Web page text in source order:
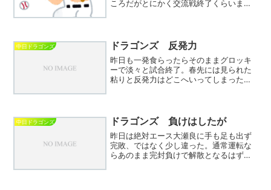
ころだがとにかく交流戦終了くらいまで
ワンパターン。今後...
中日ドラゴンズ ドラゴンズ 反発力
昨日も一発食らったらそのままグロッキ
ーで淡々と試合終了。春先には見られた
粘りと反発力はどこへいってしまったの
きるよう工夫は無いのだろ...
中日ドラゴンズ ドラゴンズ 負けはしたが
昨日は絶対エース大瀬良に手も足も出ず
完敗、ではなく少し違った。通常運転な
らあのまま完封負けで解散となるはずで